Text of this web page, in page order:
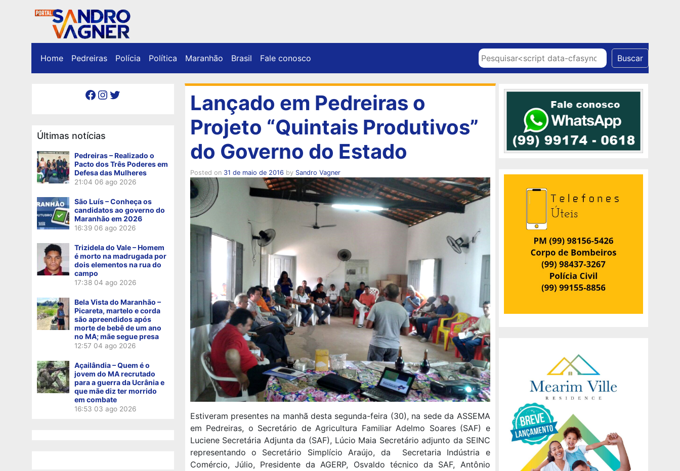
Home Pedreiras Polícia Política Maranhão Brasil Fale conosco Pesquisar Buscar
Facebook Instagram Twitter
Últimas notícias
Pedreiras – Realizado o
Pacto dos Três Poderes em
Defesa das Mulheres
21:04 06 ago 2026
São Luís – Conheça os
candidatos ao governo do
Maranhão em 2026
16:39 06 ago 2026
Trizidela do Vale – Homem
é morto na madrugada por
dois elementos na rua do
campo
17:38 04 ago 2026
Bela Vista do Maranhão –
Picareta, martelo e corda
são apreendidos após
morte de bebê de um ano
no MA; mãe segue presa
12:57 04 ago 2026
Açailândia – Quem é o
jovem do MA recrutado
para a guerra da Ucrânia e
que mãe diz ter morrido
em combate
16:53 03 ago 2026
Lançado em Pedreiras o
Projeto “Quintais Produtivos”
do Governo do Estado
Posted on 31 de maio de 2016 by Sandro Vagner
Estiveram presentes na manhã desta segunda-feira (30), na sede da ASSEMA
em Pedreiras, o Secretário de Agricultura Familiar Adelmo Soares (SAF) e
Luciene Secretária Adjunta da (SAF), Lúcio Maia Secretário adjunto da SEINC
representando o Secretário Simplício Araújo, da Secretaria Indústria e
Comércio, Júlio, Presidente da AGERP, Osvaldo técnico da SAF, Antônio